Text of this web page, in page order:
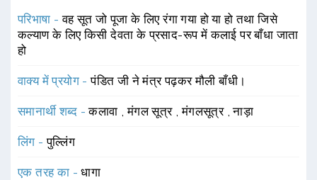
परिभाषा -वह सूत जो पूजा के लिए रंगा गया हो या हो तथा जिसे
कल्याण के लिए किसी देवता के प्रसाद-रूप में कलाई पर बाँधा जाता
हो
वाक्य में प्रयोग -पंडित जी ने मंत्र पढ़कर मौली बाँधी।
समानार्थी शब्द -कलावा ,मंगल सूत्र ,मंगलसूत्र ,नाड़ा
लिंग -पुल्लिंग
एक तरह का -धागा